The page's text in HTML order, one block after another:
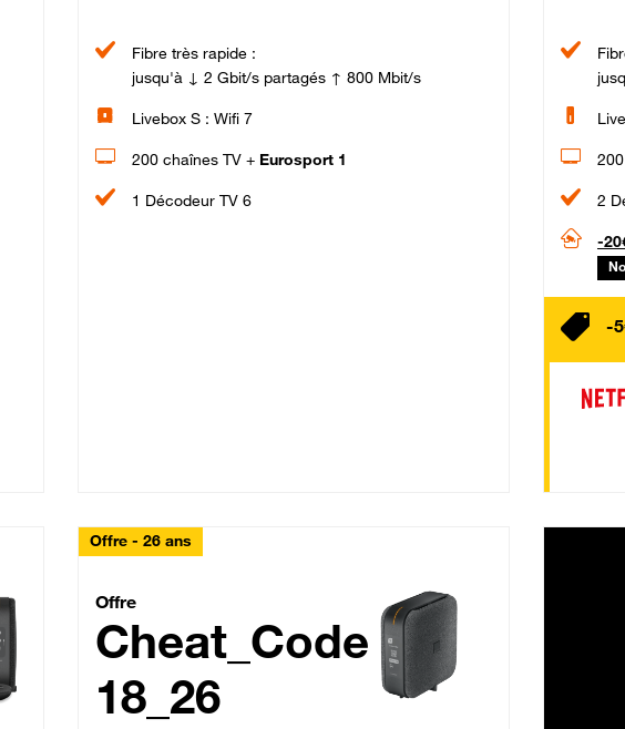
Fibre très rapide :
jusqu'à ↓ 2 Gbit/s partagés ↑ 800 Mbit/s
Livebox S : Wifi 7
200 chaînes TV + Eurosport 1
1 Décodeur TV 6 2
-
-
Offre - 26 ans
Cheat_Code Fibre_18_26
Offre
Cheat_Code
18_26